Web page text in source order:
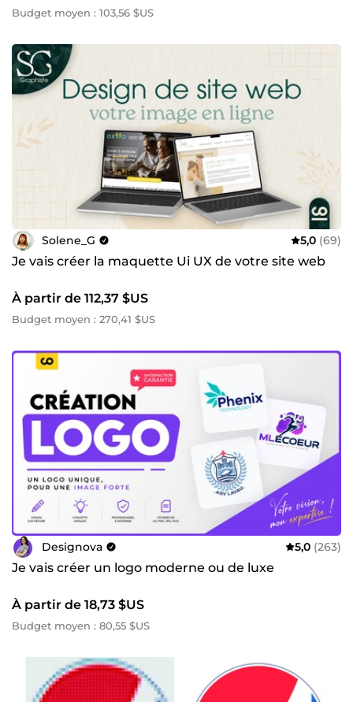
Budget moyen : 103,56 $US
Solene_G 5,0 (69)
Je vais créer la maquette Ui UX de votre site web
À partir de 112,37 $US
Budget moyen : 270,41 $US
Designova 5,0 (263)
Je vais créer un logo moderne ou de luxe
À partir de 18,73 $US
Budget moyen : 80,55 $US